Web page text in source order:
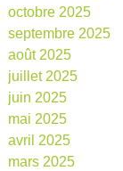
octobre 2025
septembre 2025
août 2025
juillet 2025
juin 2025
mai 2025
avril 2025
mars 2025